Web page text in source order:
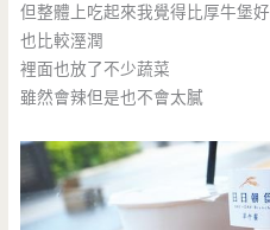
但整體上吃起來我覺得比厚牛堡好
也比較溼潤
裡面也放了不少蔬菜
雖然會辣但是也不會太膩